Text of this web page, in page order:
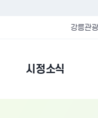
강릉관광
시정소식